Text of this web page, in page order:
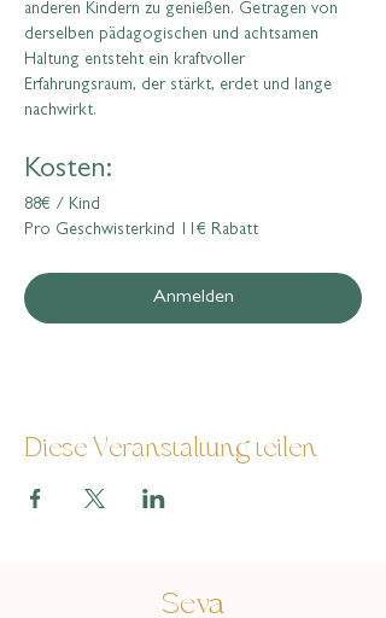
anderen Kindern zu genießen. Getragen von
derselben pädagogischen und achtsamen
Haltung entsteht ein kraftvoller
Erfahrungsraum, der stärkt, erdet und lange
nachwirkt.
Kosten:
88€ / Kind
Pro Geschwisterkind 11€ Rabatt
Anmelden
Diese Veranstaltung teilen
Seva